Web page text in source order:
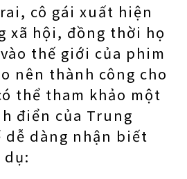
cô gái xuất hiện
xã hội, đồng thời họ
thế giới của phim
nên thành công cho
thể tham khảo một
điển của Trung
dễ dàng nhận biết
dụ: